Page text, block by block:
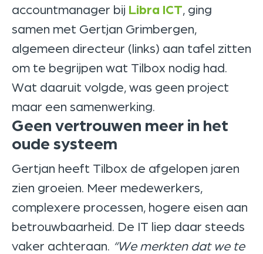
accountmanager bij Libra ICT, ging
samen met Gertjan Grimbergen,
algemeen directeur (links) aan tafel zitten
om te begrijpen wat Tilbox nodig had.
Wat daaruit volgde, was geen project
maar een samenwerking.
Geen vertrouwen meer in het
oude systeem
Gertjan heeft Tilbox de afgelopen jaren
zien groeien. Meer medewerkers,
complexere processen, hogere eisen aan
betrouwbaarheid. De IT liep daar steeds
vaker achteraan. “We merkten dat we te